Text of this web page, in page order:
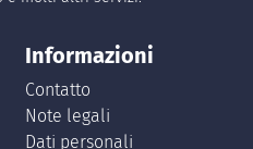
Informazioni
Contatto
Note legali
Dati personali